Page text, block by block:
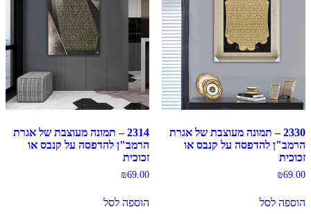
2330 – תמונה מעוצבת של אגרת
הרמב"ן להדפסה על קנבס או
זכוכית
₪69.00
הוספה לסל
2314 – תמונה מעוצבת של אגרת
הרמב"ן להדפסה על קנבס או
זכוכית
₪69.00
הוספה לסל